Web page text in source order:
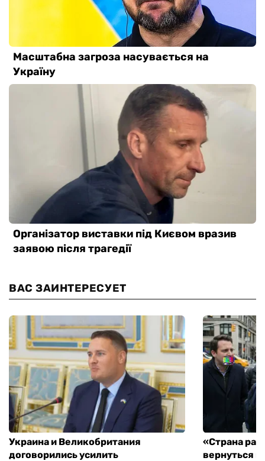
ВАС ЗАИНТЕРЕСУЕТ
Украина и Великобритания
договорились усилить
«Страна
вернуться